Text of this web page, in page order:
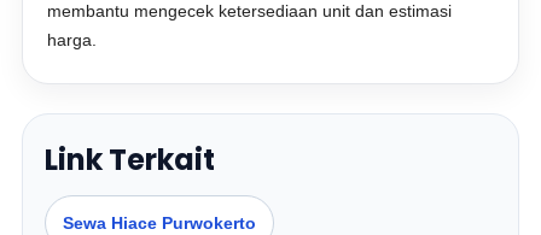
membantu mengecek ketersediaan unit dan estimasi
harga.
Link Terkait
Sewa Hiace Purwokerto